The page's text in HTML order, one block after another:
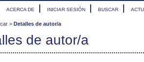
ACERCA DE INICIAR SESIÓN BUSCAR
> Detalles de autor/a
de autor/a